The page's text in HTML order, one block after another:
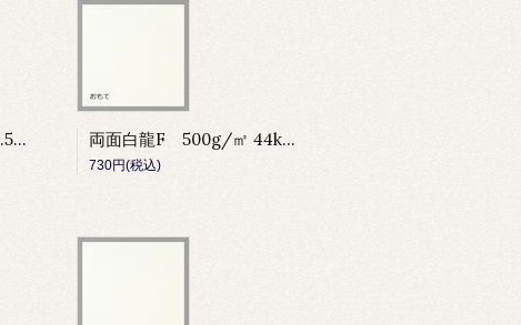
両面白龍F 450g/㎡ 39.5kg 80cm×110cm 両面白龍F 500g/㎡ 44kg 80cm×110cm
730円(税込)